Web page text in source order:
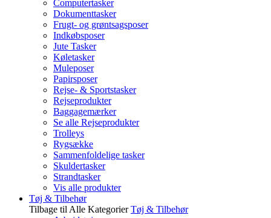
Computertasker
Dokumenttasker
Frugt- og grøntsagsposer
Indkøbsposer
Jute Tasker
Køletasker
Muleposer
Papirsposer
Rejse- & Sportstasker
Rejseprodukter
Baggagemærker
Se alle Rejseprodukter
Trolleys
Rygsække
Sammenfoldelige tasker
Skuldertasker
Strandtasker
Vis alle produkter
Tøj & Tilbehør
Tilbage til Alle Kategorier Tøj & Tilbehør